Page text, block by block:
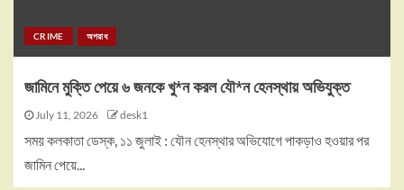
CRIME অপরাধ
জামিনে মুক্তি পেয়ে ৬ জনকে খু*ন করল যৌ*ন হেনস্থায় অভিযুক্ত
July 11, 2026 desk1
সময় কলকাতা ডেস্ক, ১১ জুলাই : যৌন হেনস্থার অভিযোগে পাকড়াও হওয়ার পর
জামিন পেয়ে...